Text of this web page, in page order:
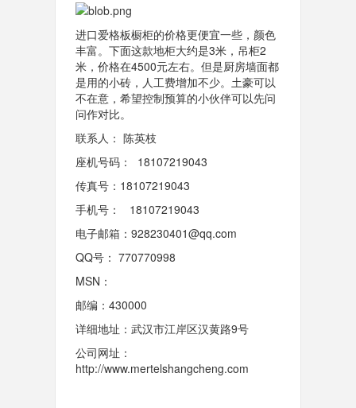
进口爱格板橱柜的价格更便宜一些，颜色
丰富。下面这款地柜大约是3米，吊柜2
米，价格在4500元左右。但是厨房墙面都
是用的小砖，人工费增加不少。土豪可以
不在意，希望控制预算的小伙伴可以先问
问作对比。
联系人： 陈英枝
座机号码： 18107219043
传真号：18107219043
手机号： 18107219043
电子邮箱：928230401@qq.com
QQ号： 770770998
MSN：
邮编：430000
详细地址：武汉市江岸区汉黄路9号
公司网址：
http://www.mertelshangcheng.com